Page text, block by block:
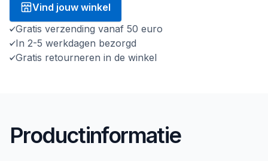
Vind jouw winkel
Gratis verzending vanaf 50 euro
In 2-5 werkdagen bezorgd
Gratis retourneren in de winkel
Productinformatie